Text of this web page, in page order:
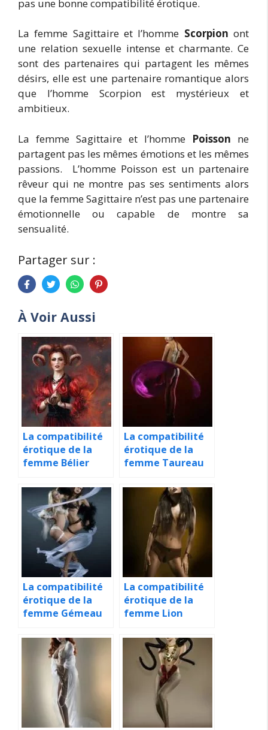
pas une bonne compatibilité érotique.
La femme Sagittaire et l’homme Scorpion ont
une relation sexuelle intense et charmante. Ce
sont des partenaires qui partagent les mêmes
désirs, elle est une partenaire romantique alors
que l’homme Scorpion est mystérieux et
ambitieux.
La femme Sagittaire et l’homme Poisson ne
partagent pas les mêmes émotions et les mêmes
passions. L’homme Poisson est un partenaire
rêveur qui ne montre pas ses sentiments alors
que la femme Sagittaire n’est pas une partenaire
émotionnelle ou capable de montre sa
sensualité.
Partager sur :
À Voir Aussi
La compatibilité
érotique de la
femme Bélier
La compatibilité
érotique de la
femme Taureau
La compatibilité
érotique de la
femme Gémeau
La compatibilité
érotique de la
femme Lion